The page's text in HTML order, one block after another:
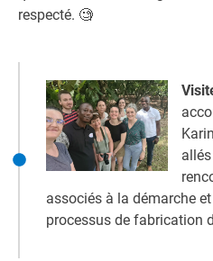
respecté. 🧐
associés à la démarche
processus de fabrication